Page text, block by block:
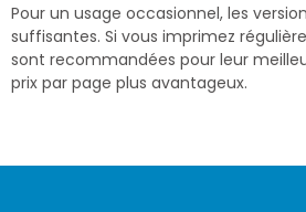
Pour un usage occasionnel, les
suffisantes. Si vous imprimez
sont recommandées pour leur
prix par page plus avantageux.